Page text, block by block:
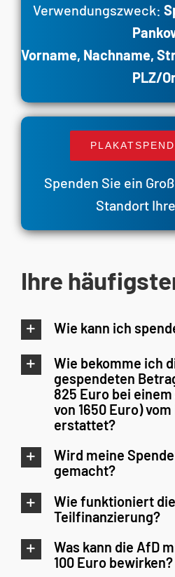
Verwendungszweck:
Vorname, Nachname,
PLZ/
Spenden Sie ein
Standort
Ihre
Wie kann ich
Wie bekomme ich
gespendeten
825 Euro bei
von 1650 Euro)
erstattet?
Wird meine
gemacht?
Wie funktioniert
Teilfinanzierung?
Was kann die AfD
100 Euro bewirken?